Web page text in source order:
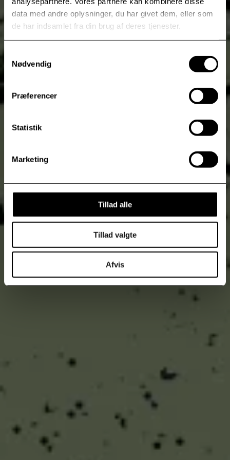
data med andre oplysninger, du har givet dem, eller som
de har indsamlet fra din brug af deres tjenester.
Samtykkevalg
Nødvendig
Præferencer
Statistik
Marketing
Tillad alle
Tillad valgte
Afvis